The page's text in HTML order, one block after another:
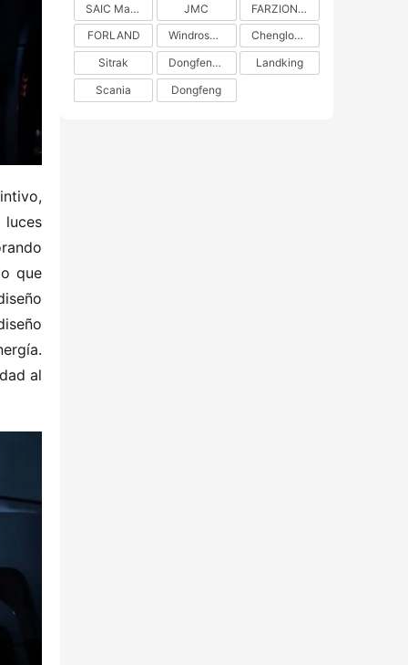
luces
que
al
SAIC Maxus
JMC
FARZION AUTO
FORLAND
Windrose Technology
Chenglong H5
Sitrak
DongfengLiuzhou Motor
Landking
Scania
Dongfeng